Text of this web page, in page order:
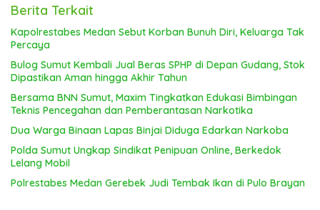
Berita Terkait
Kapolrestabes Medan Sebut Korban Bunuh Diri, Keluarga Tak
Percaya
Bulog Sumut Kembali Jual Beras SPHP di Depan Gudang, Stok
Dipastikan Aman hingga Akhir Tahun
Bersama BNN Sumut, Maxim Tingkatkan Edukasi Bimbingan
Teknis Pencegahan dan Pemberantasan Narkotika
Dua Warga Binaan Lapas Binjai Diduga Edarkan Narkoba
Polda Sumut Ungkap Sindikat Penipuan Online, Berkedok
Lelang Mobil
Polrestabes Medan Gerebek Judi Tembak Ikan di Pulo Brayan